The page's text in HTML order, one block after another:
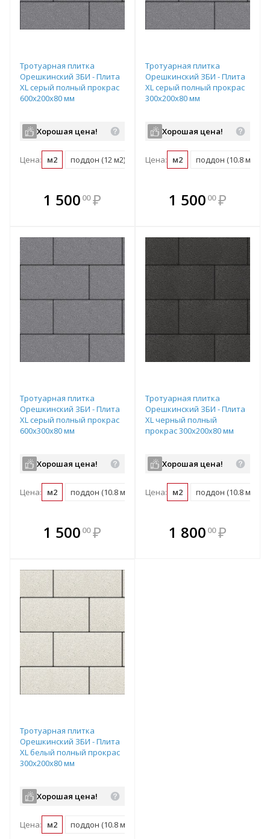
Тротуарная плитка
Орешкинский ЗБИ - Плита
XL серый полный прокрас
600х200х80 мм
Хорошая цена!
Цена: м2 поддон (12 м2)
1 500 00 ₽
В комплекте
всегда выгоднее!
Тротуарная плитка
Орешкинский ЗБИ - Плита
XL серый полный прокрас
300х200х80 мм
Хорошая цена!
Цена: м2 поддон (10.8 м2)
В комплекте
всегда выгоднее!
1 500 00 ₽
Тротуарная плитка
Орешкинский ЗБИ - Плита
XL серый полный прокрас
600х300х80 мм
Хорошая цена!
Цена: м2 поддон (10.8 м2)
1 500 00 ₽
В комплекте
всегда выгоднее!
Тротуарная плитка
Орешкинский ЗБИ - Плита
XL черный полный
прокрас 300х200х80 мм
Хорошая цена!
Цена: м2 поддон (10.8 м2)
В комплекте
всегда выгоднее!
1 800 00 ₽
Тротуарная плитка
Орешкинский ЗБИ - Плита
XL белый полный прокрас
300х200х80 мм
Хорошая цена!
Цена: м2 поддон (10.8 м2)